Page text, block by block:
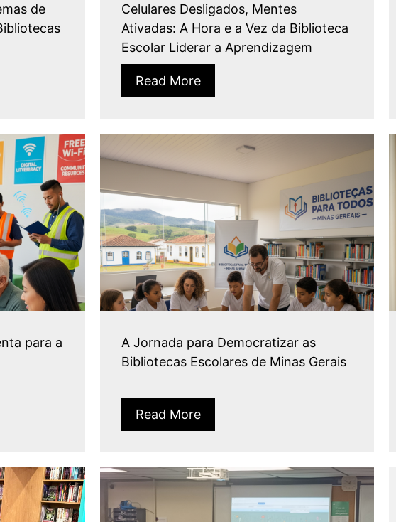
de
Celulares Desligados, Mentes
Ativadas: A Hora e a Vez da Biblioteca
Escolar Liderar a Aprendizagem
Read More
para a
A Jornada para Democratizar as
Bibliotecas Escolares de Minas Gerais
Read More